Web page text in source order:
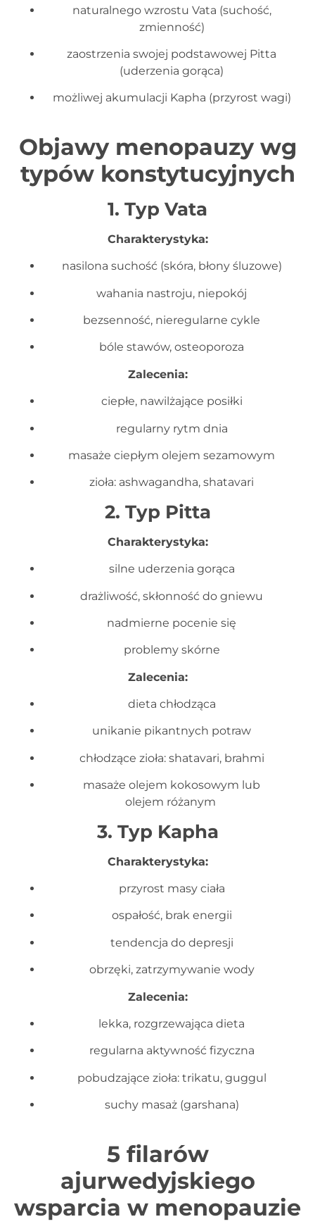
naturalnego wzrostu Vata (suchość,
zmienność)
zaostrzenia swojej podstawowej Pitta
(uderzenia gorąca)
możliwej akumulacji Kapha (przyrost wagi)
Objawy menopauzy wg
typów konstytucyjnych
1. Typ Vata
Charakterystyka:
nasilona suchość (skóra, błony śluzowe)
wahania nastroju, niepokój
bezsenność, nieregularne cykle
bóle stawów, osteoporoza
Zalecenia:
ciepłe, nawilżające posiłki
regularny rytm dnia
masaże ciepłym olejem sezamowym
zioła: ashwagandha, shatavari
2. Typ Pitta
Charakterystyka:
silne uderzenia gorąca
drażliwość, skłonność do gniewu
nadmierne pocenie się
problemy skórne
Zalecenia:
dieta chłodząca
unikanie pikantnych potraw
chłodzące zioła: shatavari, brahmi
masaże olejem kokosowym lub
olejem różanym
3. Typ Kapha
Charakterystyka:
przyrost masy ciała
ospałość, brak energii
tendencja do depresji
obrzęki, zatrzymywanie wody
Zalecenia:
lekka, rozgrzewająca dieta
regularna aktywność fizyczna
pobudzające zioła: trikatu, guggul
suchy masaż (garshana)
5 filarów
ajurwedyjskiego
wsparcia w menopauzie